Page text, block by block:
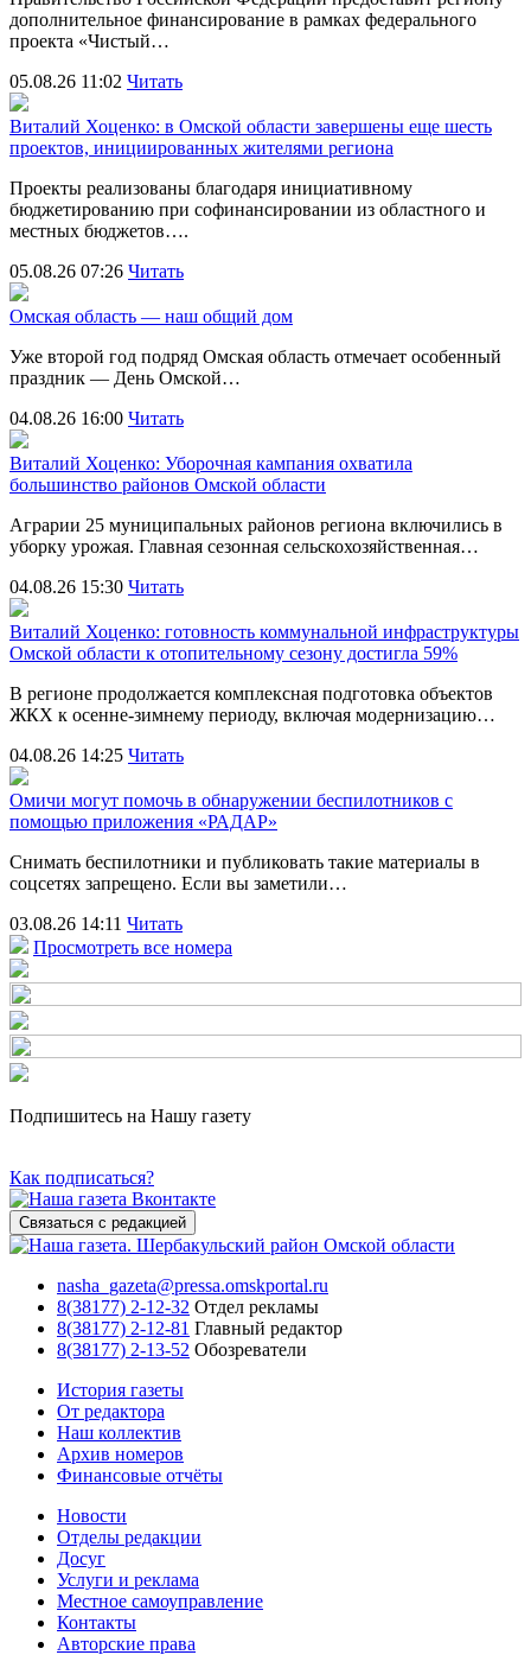
дополнительное финансирование в рамках федерального
проекта «Чистый…
05.08.26 11:02 Читать
Виталий Хоценко: в Омской области завершены еще шесть
проектов, инициированных жителями региона
Проекты реализованы благодаря инициативному
бюджетированию при софинансировании из областного и
местных бюджетов….
05.08.26 07:26 Читать
Омская область — наш общий дом
Уже второй год подряд Омская область отмечает особенный
праздник — День Омской…
04.08.26 16:00 Читать
Виталий Хоценко: Уборочная кампания охватила
большинство районов Омской области
Аграрии 25 муниципальных районов региона включились в
уборку урожая. Главная сезонная сельскохозяйственная…
04.08.26 15:30 Читать
Виталий Хоценко: готовность коммунальной инфраструктуры
Омской области к отопительному сезону достигла 59%
В регионе продолжается комплексная подготовка объектов
ЖКХ к осенне-зимнему периоду, включая модернизацию…
04.08.26 14:25 Читать
Омичи могут помочь в обнаружении беспилотников с
помощью приложения «РАДАР»
Снимать беспилотники и публиковать такие материалы в
соцсетях запрещено. Если вы заметили…
03.08.26 14:11 Читать
Просмотреть все номера
Подпишитесь на Нашу газету
Как подписаться?
Связаться с редакцией
nasha_gazeta@pressa.omskportal.ru
8(38177) 2-12-32 Отдел рекламы
8(38177) 2-12-81 Главный редактор
8(38177) 2-13-52 Обозреватели
История газеты
От редактора
Наш коллектив
Архив номеров
Финансовые отчёты
Новости
Отделы редакции
Досуг
Услуги и реклама
Местное самоуправление
Контакты
Авторские права